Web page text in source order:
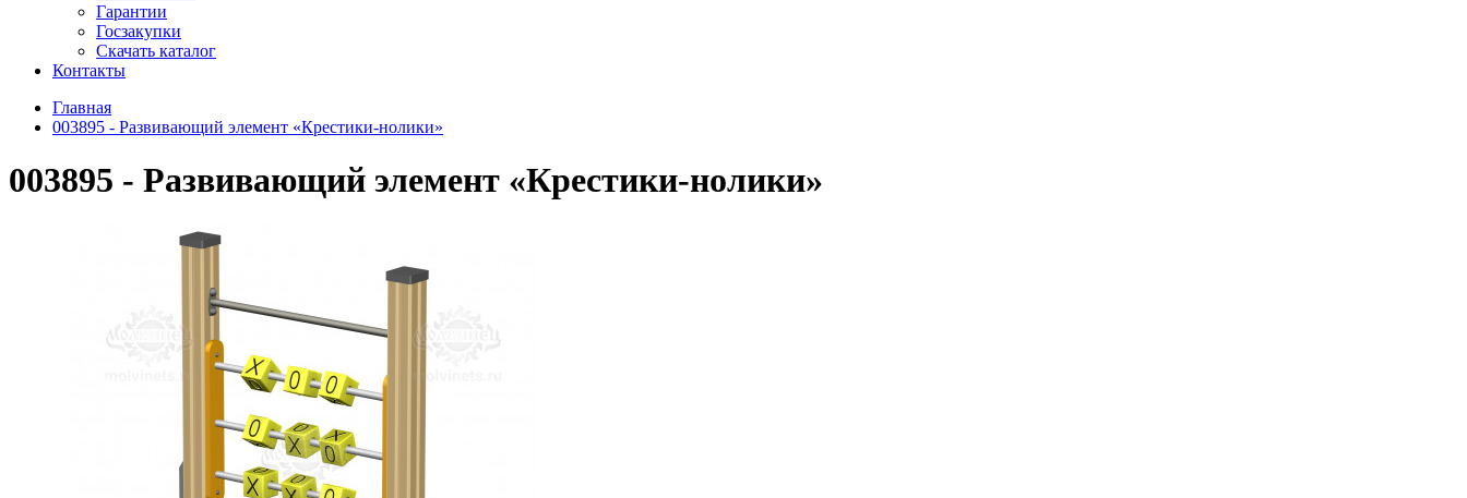
Гарантии
Госзакупки
Скачать каталог
Контакты
Главная
003895 - Развивающий элемент «Крестики-нолики»
003895 - Развивающий элемент «Крестики-нолики»